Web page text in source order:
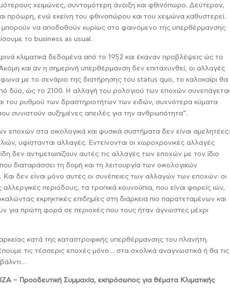
χειμώνες, συντομότερη άνοιξη και φθινόπωρο. Δεύτερον,
πρόωρη, ενώ εκείνη του φθινοπώρου και του χειμώνα καθυστερεί.
μπορούν να αποδοθούν κυρίως στο φαινόμενο της υπερθέρμανσης
το business as usual.
κλιματικά δεδομένα από το 1952 και έκαναν προβλέψεις ώς το
και αν η σημερινή υπερθέρμανση δεν επιταχυνθεί, οι αλλαγές
με το σενάριο της διατήρησης του status quo, το καλοκαίρι θα
δύο, ώς το 2100. Η αλλαγή του ρολογιού των εποχών συνεπάγεται
του ρυθμού των δραστηριοτήτων των ειδών, συχνότερα κύματα
συνιστούν αυξημένες απειλές για την ανθρωπότητα”.
εποχών στα οικολογικά και φυσικά συστήματα δεν είναι αμελητέες:
υφίστανται αλλαγές. Εντείνονται οι χωροχρονικές αλλαγές
δεν αντιμετωπίζουν αυτές τις αλλαγές των εποχών με τον ίδιο
διαταράσσει τη δομή και τη λειτουργία των οικολογικών
δεν είναι μόνο αυτές οι συνέπειες των αλλαγών των εποχών: οι
περιόδους, τα τροπικά κουνούπια, που είναι φορείς ιών,
εκρηκτικές επιδημίες στη διάρκεια πιο παρατεταμένων και
για πρώτη φορά σε περιοχές που τους ήταν άγνωστες μέχρι
κατά της καταστροφικής υπερθέρμανσης του πλανήτη.
τις τέσσερις εποχές μόνο… στα σχολικά αναγνωστικά ή θα τις
– Προοδευτική Συμμαχία, εκπρόσωπος για θέματα Κλιματικής